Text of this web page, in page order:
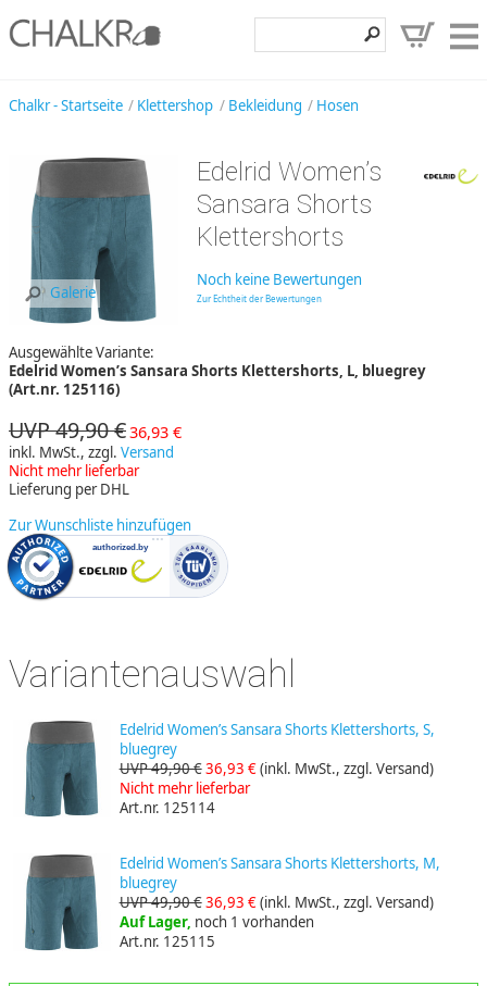
Entdecken
Hilfe, Kontakt
Chalkr - Startseite Klettershop Bekleidung Hosen
Galerie
Edelrid Women’s
Sansara Shorts
Klettershorts
Noch keine Bewertungen
Zur Echtheit der Bewertungen
Ausgewählte Variante:
Edelrid Women’s Sansara Shorts Klettershorts, L, bluegrey
(Art.nr. 125116)
UVP 49,90 €36,93 €
inkl. MwSt., zzgl. Versand
Nicht mehr lieferbar
Lieferung per DHL
Zur Wunschliste hinzufügen
Variantenauswahl
Edelrid Women’s Sansara Shorts Klettershorts, S,
bluegrey
UVP 49,90 €36,93 €(inkl. MwSt., zzgl. Versand)
Nicht mehr lieferbar
Art.nr. 125114
Edelrid Women’s Sansara Shorts Klettershorts, M,
bluegrey
UVP 49,90 €36,93 €(inkl. MwSt., zzgl. Versand)
Auf Lager, noch 1 vorhanden
Art.nr. 125115